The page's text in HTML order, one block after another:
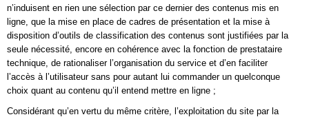
n’induisent en rien une sélection par ce dernier des contenus mis en
ligne, que la mise en place de cadres de présentation et la mise à
disposition d’outils de classification des contenus sont justifiées par la
seule nécessité, encore en cohérence avec la fonction de prestataire
technique, de rationaliser l’organisation du service et d’en faciliter
l’accès à l’utilisateur sans pour autant lui commander un quelconque
choix quant au contenu qu’il entend mettre en ligne ;
Considérant qu’en vertu du même critère, l’exploitation du site par la